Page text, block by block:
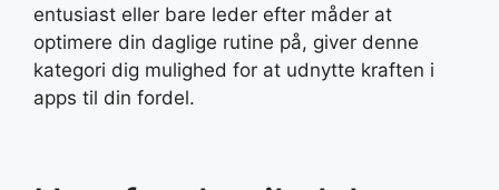
entusiast eller bare leder efter måder at
optimere din daglige rutine på, giver denne
kategori dig mulighed for at udnytte kraften i
apps til din fordel.